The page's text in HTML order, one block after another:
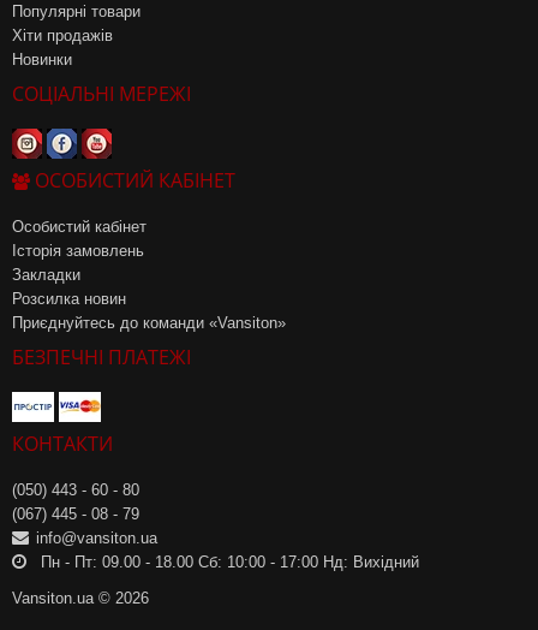
Популярні товари
Хіти продажів
Новинки
СОЦІАЛЬНІ МЕРЕЖІ
ОСОБИСТИЙ КАБІНЕТ
Особистий кабінет
Історія замовлень
Закладки
Розсилка новин
Приєднуйтесь до команди «Vansiton»
БЕЗПЕЧНІ ПЛАТЕЖІ
КОНТАКТИ
(050) 443 - 60 - 80
(067) 445 - 08 - 79
info@vansiton.ua
Пн - Пт: 09.00 - 18.00 Сб: 10:00 - 17:00 Нд: Вихідний
Vansiton.ua © 2026